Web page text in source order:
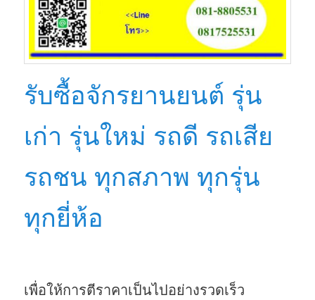
รับซื้อจักรยานยนต์ รุ่น
เก่า รุ่นใหม่ รถดี รถเสีย
รถชน ทุกสภาพ ทุกรุ่น
ทุกยี่ห้อ
เพื่อให้การตีราคาเป็นไปอย่างรวดเร็ว